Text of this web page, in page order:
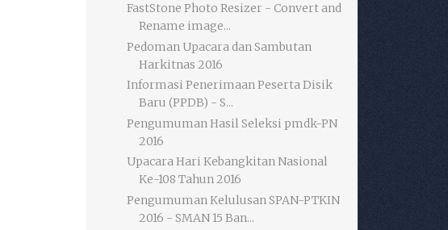
FastStone Photo Resizer - Convert and
Rename image...
Pedoman Upacara dan Sambutan
Harkitnas 2016
Informasi Penerimaan Peserta Disik
Baru (PPDB) - S...
Pengumuman Hasil Seleksi pmdk-PN
2016
Upacara Hari Kebangkitan Nasional
Ke-108 Tahun 2016
Pengumuman Kelulusan SPAN-PTKIN
2016 - SMAN 15 Ban...